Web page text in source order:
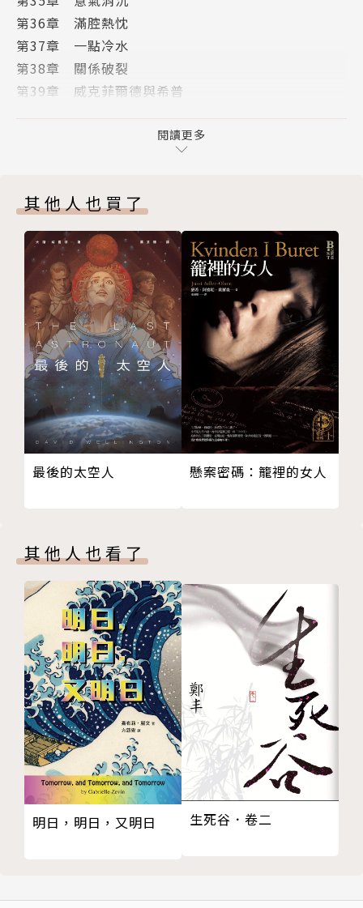
本書從故事的構成，情節的運轉，到人物性格的描寫，
作者對人生所懷抱的同情心及細密的觀察，都達到令人
讚嘆的地步。狄更斯把人生種種的悲傷、寂寞、歡笑表
瞞、悲憫和殘酷冷漠，寫來栩栩如生。
作者簡介
查爾斯．狄更斯（Charles Dickens, 1812~1870）
英國維多利亞時期最偉大作家，以反映現實生活見長。
狄更斯的作品在其有生之年就已享有盛名，在二十世紀
時亦受到評論家和學者廣泛認可。
狄更斯以高超的寫作手法，描繪了包羅萬象的社會群
像，作品一貫保有揭露和批判的筆鋒，貫徹懲惡揚善的
人道主義精神，塑造出眾多令人難忘的人物角色。他三
十多年的創作生涯，寫了十五部長篇小說，許多中短篇
小說，以及隨筆、遊記、時事評論、戲劇、詩歌等。一
博茲札記（Sketches by Boz, 1836）
匹克威克外傳（The Pickwick Papers, 1836）
孤雛淚（Oliver Twist, 1837~1839）
少爺返鄉（Nicholas Nickleby, 1838~1839）
老古玩店（The Old Curiosity Shop, 1840~1841）
巴納比．拉奇（Barnaby Rudge, 1841）
美國紀行（American Notes, 1842）
小氣財神（A Christmas Carol, 1843）
馬丁．朱述爾維特（Martin Chuzzlewit, 1843~184
4）
董貝父子（Dombey and Son, 1846~1848）
塊肉餘生記（David Copperfield, 1849~1850）
寫給孩子看的英國歷史（A Child's History of Englan
第36章 滿腔熱忱
第37章 一點冷水
第38章 關係破裂
第39章 威克菲爾德與希普
第44章 新婚生活
第45章 姨婆對迪克先生的預言應驗
第46章 消息
第47章 瑪莎
第48章 居家日常
第49章 捲入謎團
第50章 佩格蒂先生的美夢成真
第51章 更漫長旅程的開始
第52章 大爆發
第53章 第三次回顧
第54章 麥考伯先生的事務
第55章 暴風雨
第56章 新傷與舊痕
第59章 歸來
第60章 艾格妮絲
第61章 兩個有趣的懺悔者
第62章 我的明燈
第63章 訪客
第64章 最後一次回顧
閱讀更多
其他人也買了
最後的太空人 懸案密碼：籠裡的女人
其他人也看了
明日，明日，又明日 生死谷．卷二